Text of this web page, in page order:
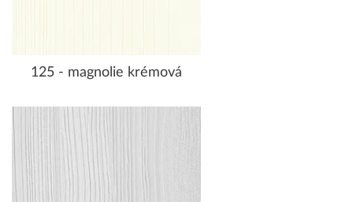
125 - magnolie krémová